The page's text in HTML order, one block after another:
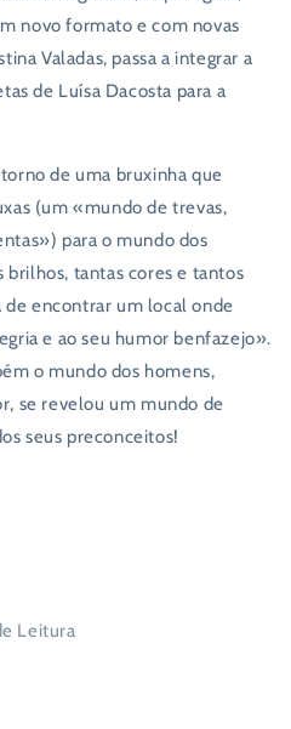
novo formato e com novas
Valadas, passa a integrar a
de Luísa Dacosta para a
de uma bruxinha que
(um «mundo de trevas,
para o mundo dos
tantas cores e tantos
encontrar um local onde
e ao seu humor benfazejo».
o mundo dos homens,
se revelou um mundo de
seus preconceitos!
Leitura